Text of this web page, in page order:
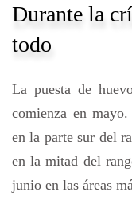
Durante la
todo
La puesta de
comienza en
en la parte sur del
en la mitad del
junio en las áreas